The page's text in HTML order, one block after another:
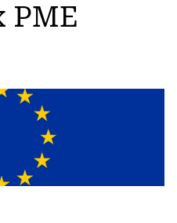
PME